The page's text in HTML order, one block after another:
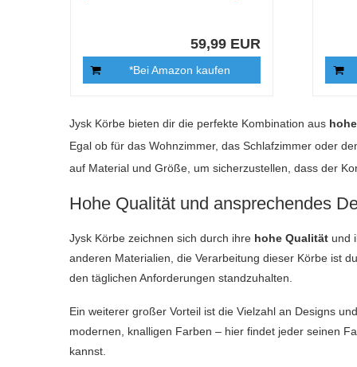
59,99 EUR
*Bei Amazon kaufen
Jysk Körbe bieten dir die perfekte Kombination aus
Egal ob für das Wohnzimmer, das Schlafzimmer oder
auf Material und Größe, um sicherzustellen, dass der
Hohe Qualität und ansprechendes
Jysk Körbe zeichnen sich durch ihre hohe Qualität und
anderen Materialien, die Verarbeitung dieser Körbe ist
den täglichen Anforderungen standzuhalten.
Ein weiterer großer Vorteil ist die Vielzahl an Designs
modernen, knalligen Farben – hier findet jeder seinen
kannst.